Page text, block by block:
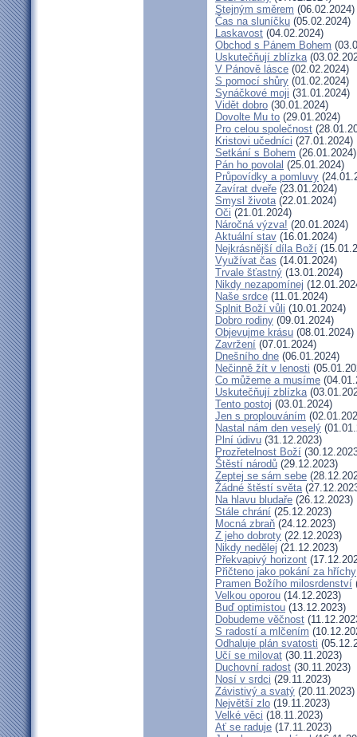
Stejným směrem (06.02.2024)
Čas na sluníčku (05.02.2024)
Laskavost (04.02.2024)
Obchod s Pánem Bohem
Uskutečňují zblízka
V Pánově lásce (02.02.2024)
S pomocí shůry (01.02.2024)
Synáčkové moji (31.01.2024)
Vidět dobro (30.01.2024)
Dovolte Mu to (29.01.2024)
Pro celou společnost
Kristovi učedníci (27.01.2024)
Setkání s Bohem (26.01.2024)
Pán ho povolal (25.01.2024)
Průpovídky a pomluvy
Zavírat dveře (23.01.2024)
Smysl života(22.01.2024)
Oči (21.01.2024)
Náročná výzva! (20.01.2024)
Aktuální stav (16.01.2024)
Nejkrásnější díla Boží
Využívat čas (14.01.2024)
Trvale šťastný (13.01.2024)
Nikdy nezapomínej
Naše srdce (11.01.2024)
Splnit Boží vůli (10.01.2024)
Dobro rodiny (09.01.2024)
Objevujme krásu (08.01.2024)
Zavržení (07.01.2024)
Dnešního dne (06.01.2024)
Nečinně žít v lenosti
Co můžeme a musíme
Uskutečňují zblízka
Tento postoj (03.01.2024)
Jen s proplouváním
Nastal nám den veselý
Plní údivu (31.12.2023)
Prozřetelnost Boží
Štěstí národů (29.12.2023)
Zeptej se sám sebe
Žádné štěstí světa
Na hlavu bludaře (26.12.2023)
Stále chrání (25.12.2023)
Mocná zbraň (24.12.2023)
Z jeho dobroty (22.12.2023)
Nikdy nedělej (21.12.2023)
Překvapivý horizont
Přičteno jako pokání za hříchy
Pramen Božího milosrdenství
Velkou oporou (14.12.2023)
Buď optimistou (13.12.2023)
Dobudeme věčnost
S radostí a mlčením
Odhaluje plán svatosti
Učí se milovat (30.11.2023)
Duchovní radost (30.11.2023)
Nosí v srdci (29.11.2023)
Závistivý a svatý (20.11.2023)
Největší zlo (19.11.2023)
Velké věci (18.11.2023)
Ať se raduje (17.11.2023)